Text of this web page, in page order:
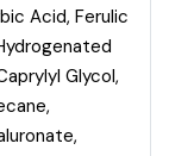
Acid, Ferulic
Glycol,